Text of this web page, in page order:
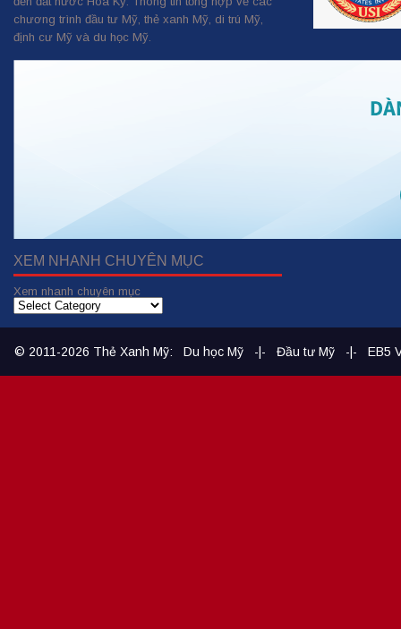
chương trình đầu tư Mỹ, thẻ xanh Mỹ, di trú Mỹ,
định cư Mỹ và du học Mỹ.
XEM NHANH CHUYÊN MỤC
Xem nhanh chuyên mục
© 2011-2026 Thẻ Xanh Mỹ: Du học Mỹ -|- Đầu tư Mỹ -|- EB5